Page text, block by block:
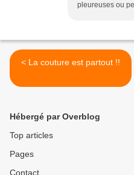
pleureuses ou
< La couture est partout !!
Hébergé par Overblog
Top articles
Pages
Contact